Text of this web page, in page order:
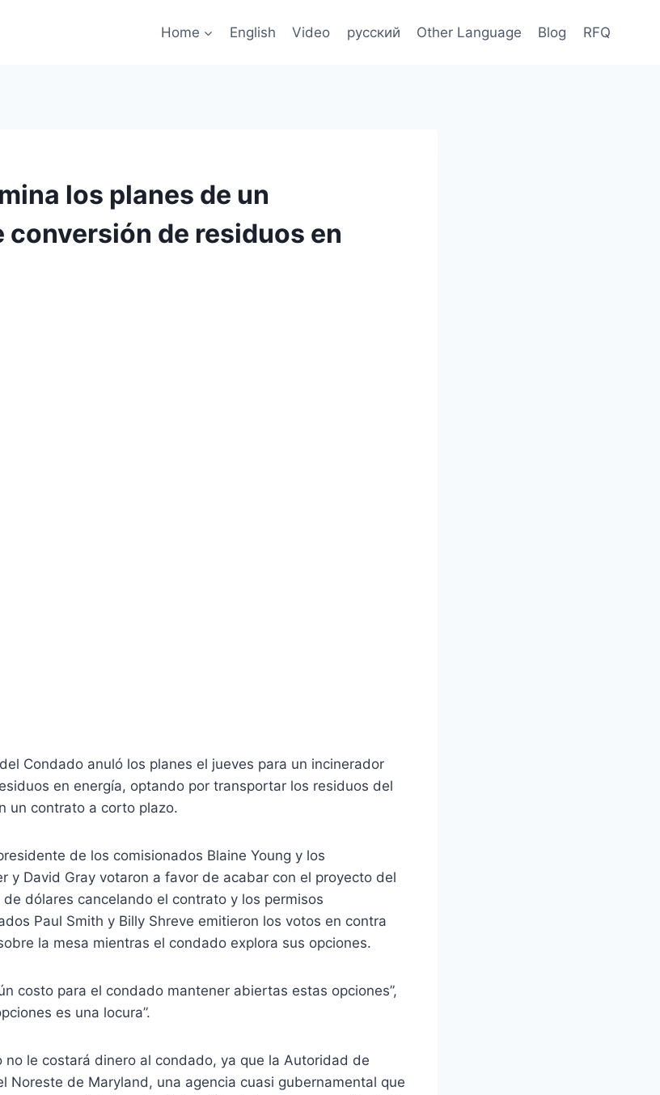
Home English Video русский Other Language Blog RFQ
los planes de un
de residuos en
Condado anuló los planes el jueves para un incinerador
en energía, optando por transportar los residuos del
un contrato a corto plazo.
de los comisionados Blaine Young y los
y David Gray votaron a favor de acabar con el proyecto del
dólares cancelando el contrato y los permisos
Paul Smith y Billy Shreve emitieron los votos en contra
la mesa mientras el condado explora sus opciones.
costo para el condado mantener abiertas estas opciones”,
es una locura”.
no le costará dinero al condado, ya que la Autoridad de
Noreste de Maryland, una agencia cuasi gubernamental que